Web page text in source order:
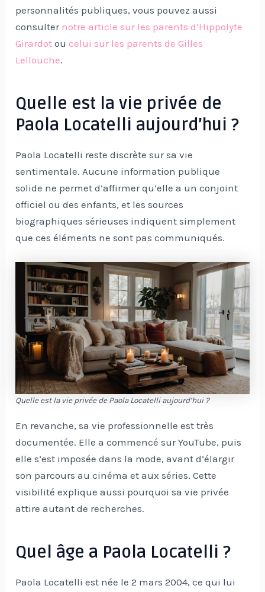
personnalités publiques, vous pouvez aussi
consulter notre article sur les parents d’Hippolyte
Girardot oucelui sur les parents de Gilles
Lellouche.
Quelle est la vie privée de
Paola Locatelli aujourd’hui ?
Paola Locatelli reste discrète sur sa vie
sentimentale. Aucune information publique
solide ne permet d’affirmer qu’elle a un conjoint
officiel ou des enfants, et les sources
biographiques sérieuses indiquent simplement
que ces éléments ne sont pas communiqués.
Quelle est la vie privée de Paola Locatelli aujourd’hui ?
En revanche, sa vie professionnelle est très
documentée. Elle a commencé sur YouTube, puis
elle s’est imposée dans la mode, avant d’élargir
son parcours au cinéma et aux séries. Cette
visibilité explique aussi pourquoi sa vie privée
attire autant de recherches.
Quel âge a Paola Locatelli ?
Paola Locatelli est née le 2 mars 2004, ce qui lui